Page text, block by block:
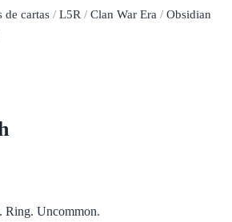
de cartas / L5R / Clan War Era / Obsidian
Ring. Uncommon.